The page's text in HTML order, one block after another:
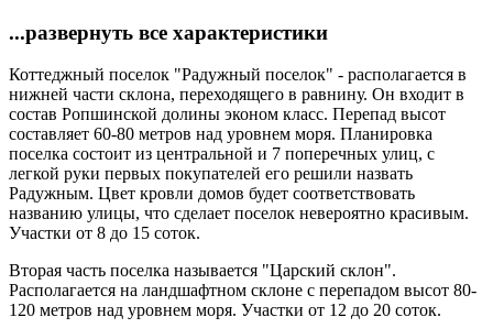
...развернуть все характеристики
Коттеджный поселок "Радужный поселок" - располагается в
нижней части склона, переходящего в равнину. Он входит в
состав Ропшинской долины эконом класс. Перепад высот
составляет 60-80 метров над уровнем моря. Планировка
поселка состоит из центральной и 7 поперечных улиц, с
легкой руки первых покупателей его решили назвать
Радужным. Цвет кровли домов будет соответствовать
названию улицы, что сделает поселок невероятно красивым.
Участки от 8 до 15 соток.
Вторая часть поселка называется "Царский склон".
Располагается на ландшафтном склоне с перепадом высот 80-
120 метров над уровнем моря. Участки от 12 до 20 соток.